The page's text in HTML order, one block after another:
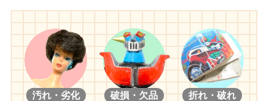
汚れ・劣化 破損・欠品 折れ・破れ